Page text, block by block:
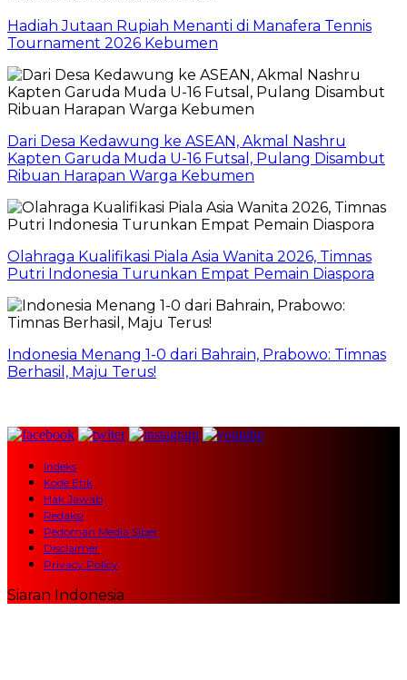
Hadiah Jutaan Rupiah Menanti di Manafera Tennis
Tournament 2026 Kebumen
Dari Desa Kedawung ke ASEAN, Akmal Nashru
Kapten Garuda Muda U-16 Futsal, Pulang Disambut
Ribuan Harapan Warga Kebumen
Olahraga Kualifikasi Piala Asia Wanita 2026, Timnas
Putri Indonesia Turunkan Empat Pemain Diaspora
Indonesia Menang 1-0 dari Bahrain, Prabowo: Timnas
Berhasil, Maju Terus!
Indeks
Kode Etik
Hak Jawab
Redaksi
Pedoman Media Siber
Disclaimer
Privacy Policy
Siaran Indonesia